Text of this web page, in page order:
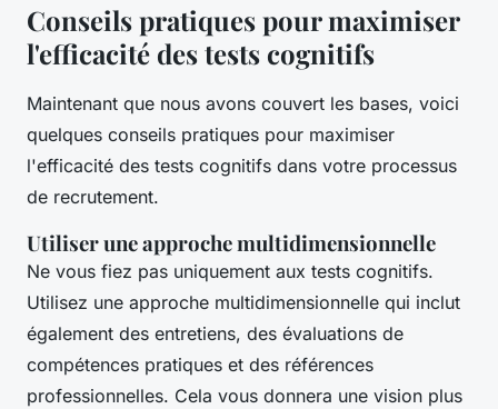
Conseils pratiques pour maximiser
l'efficacité des tests cognitifs
Maintenant que nous avons couvert les bases, voici
quelques conseils pratiques pour maximiser
l'efficacité des tests cognitifs dans votre processus
de recrutement.
Utiliser une approche multidimensionnelle
Ne vous fiez pas uniquement aux tests cognitifs.
Utilisez une approche multidimensionnelle qui inclut
également des entretiens, des évaluations de
compétences pratiques et des références
professionnelles. Cela vous donnera une vision plus